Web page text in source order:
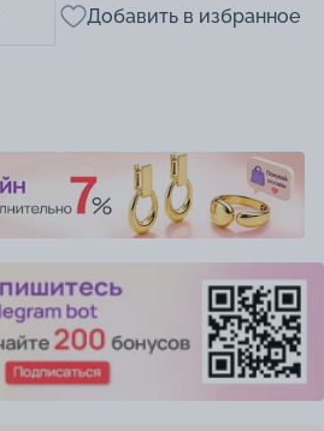
Добавить в избранное